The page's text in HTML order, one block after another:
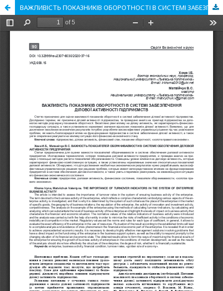
ВАЖЛИВІСТЬ ПОКАЗНИКІВ ОБОРОТНОСТІ В СИСТЕМІ ЗАБЕЗПЕЧЕННЯ ДІЛОВОЇ АКТИВНОСТІ ПІДПРИЄМСТВ